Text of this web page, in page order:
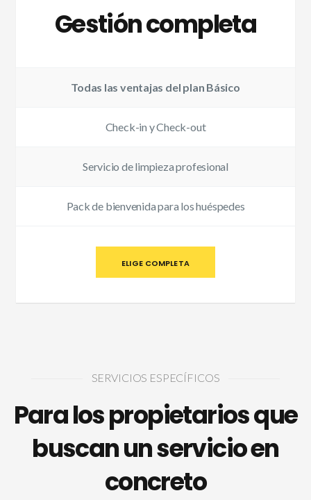
Gestión completa
Todas las ventajas del plan Básico
Check-in y Check-out
Servicio de limpieza profesional
Pack de bienvenida para los huéspedes
ELIGE COMPLETA
SERVICIOS ESPECÍFICOS
Para los propietarios que
buscan un servicio en
concreto